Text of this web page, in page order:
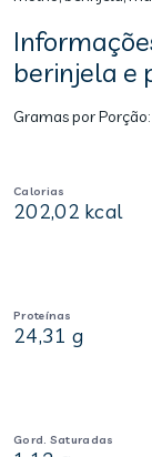
berinjela e
Gramas por Porção:
Calorias
202,02 kcal
Proteínas
24,31 g
Gord. Saturadas